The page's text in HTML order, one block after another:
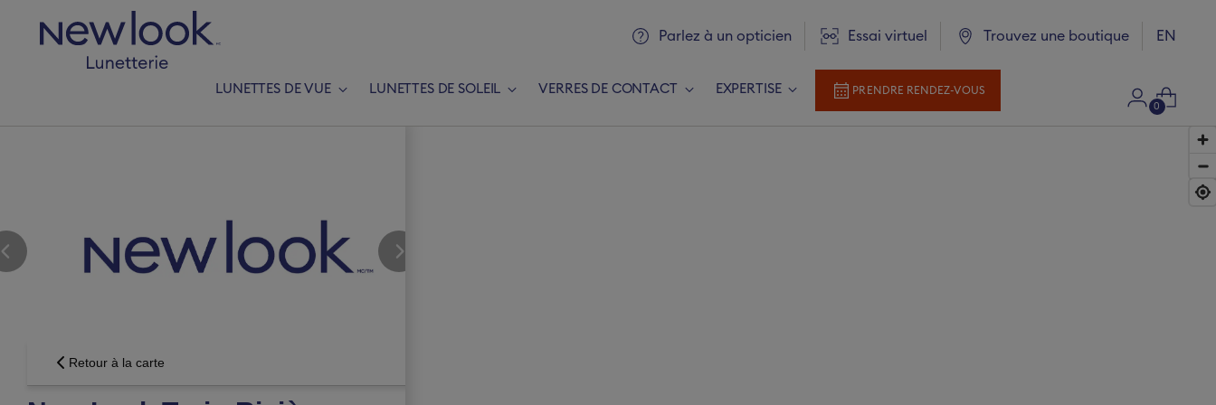
Parlez à un opticien Essai virtuel Trouvez une boutique Langue
EN
LUNETTES DE VUE LUNETTES DE SOLEIL VERRES DE CONTACT EXPERTISE PRENDRE RENDEZ-VOUS
0
Ajouter une nouvelle ordonnance
Ajouter une nouvelle ordonnance
Retour à la carte